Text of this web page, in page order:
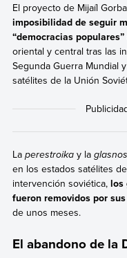
El proyecto de Mijaíl
imposibilidad de seguir
“democracias populares”
oriental y central tras las
Segunda Guerra Mundial
satélites de la Unión
La perestroika y la
en los estados satélites
intervención soviética,los
fueron removidos por
de unos meses.
El abandono de la